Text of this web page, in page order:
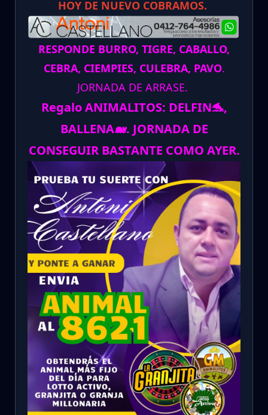
HOY DE NUEVO COBRAMOS.
RESPONDE BURRO, TIGRE, CABALLO,
CEBRA, CIEMPIES, CULEBRA, PAVO.
JORNADA DE ARRASE.
Regalo ANIMALITOS: DELFIN🐬,
BALLENA🐋. JORNADA DE
CONSEGUIR BASTANTE COMO AYER.